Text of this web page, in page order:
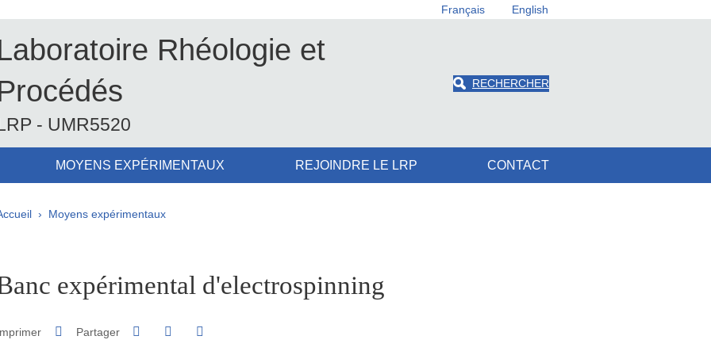
Français English
Rhéologie et
- UMR5520
RECHERCHER
MOYENS EXPÉRIMENTAUX REJOINDRE LE LRP CONTACT
d'Ariane
Moyens expérimentaux
Sidebar
expérimental d'electrospinning
Partager Partager sur Facebook
Partager sur LinkedIn